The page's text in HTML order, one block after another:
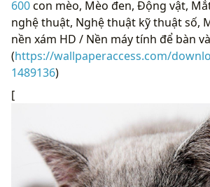
600con mèo, Mèo đen, Động vật,
nghệ thuật, Nghệ thuật kỹ thuật số,
nền xám HD / Nền máy tính để bàn
(https://wallpaperaccess.com/
1489136)
[